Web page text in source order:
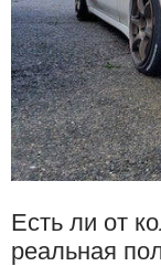
Есть ли от
реальная